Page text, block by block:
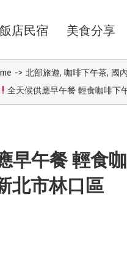
飯店民宿 美食分享
-> 北部旅遊, 咖啡下午茶, 國
全天候供應早午餐 輕食咖啡下
早午餐 輕食
北市林口區